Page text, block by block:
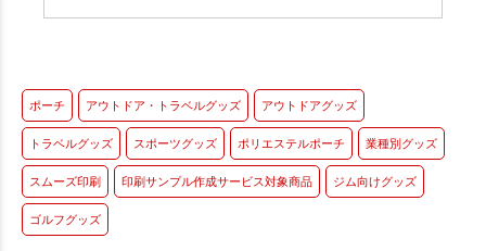
ポーチ アウトドア・トラベルグッズ アウトドアグッズ
トラベルグッズ スポーツグッズ ポリエステルポーチ 業種別グッズ
スムーズ印刷 印刷サンプル作成サービス対象商品 ジム向けグッズ
ゴルフグッズ